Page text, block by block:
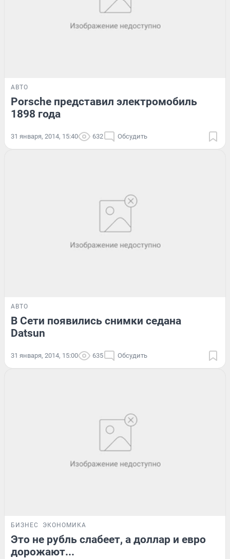
АВТО
Porsche представил электромобиль
1898 года
31 января, 2014, 15:40 632 Обсудить
АВТО
В Сети появились снимки седана
Datsun
31 января, 2014, 15:00 635 Обсудить
БИЗНЕС ЭКОНОМИКА
Это не рубль слабеет, а доллар и евро
дорожают...